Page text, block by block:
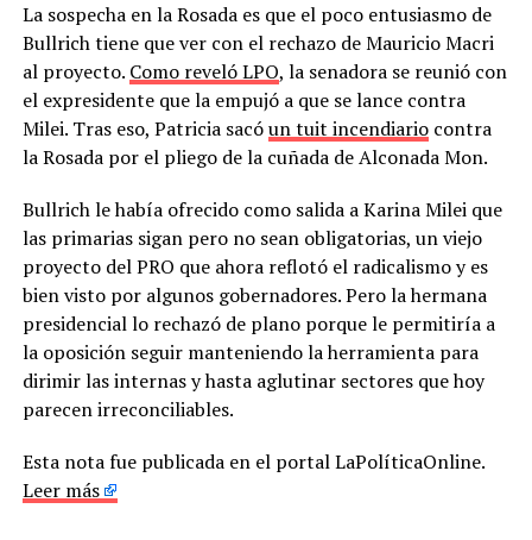
La sospecha en la Rosada es que el poco entusiasmo de
Bullrich tiene que ver con el rechazo de Mauricio Macri
al proyecto. Como reveló LPO, la senadora se reunió con
el expresidente que la empujó a que se lance contra
Milei. Tras eso, Patricia sacóun tuit incendiariocontra
la Rosada por el pliego de la cuñada de Alconada Mon.
Bullrich le había ofrecido como salida a Karina Milei que
las primarias sigan pero no sean obligatorias, un viejo
proyecto del PRO que ahora reflotó el radicalismo y es
bien visto por algunos gobernadores. Pero la hermana
presidencial lo rechazó de plano porque le permitiría a
la oposición seguir manteniendo la herramienta para
dirimir las internas y hasta aglutinar sectores que hoy
parecen irreconciliables.
Esta nota fue publicada en el portal LaPolíticaOnline.
Leer más